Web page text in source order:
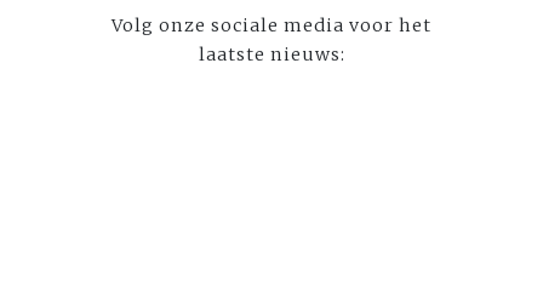
Volg onze sociale media voor het
laatste nieuws: